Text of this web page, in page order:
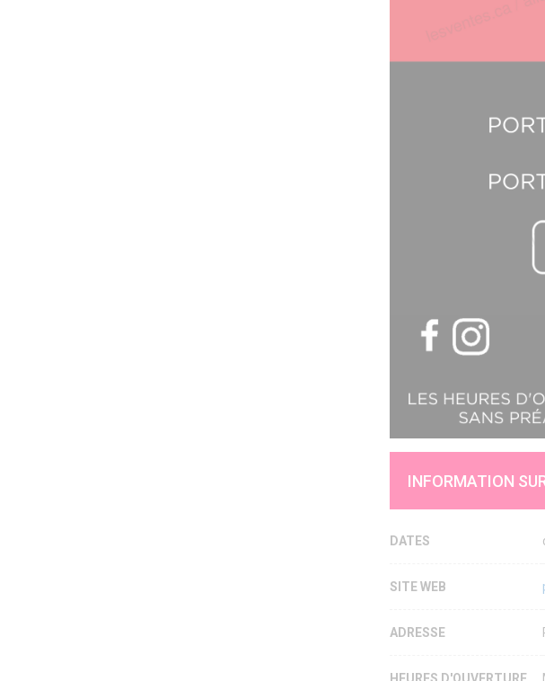
INFORMATION
DATES
SITE WEB
ADRESSE